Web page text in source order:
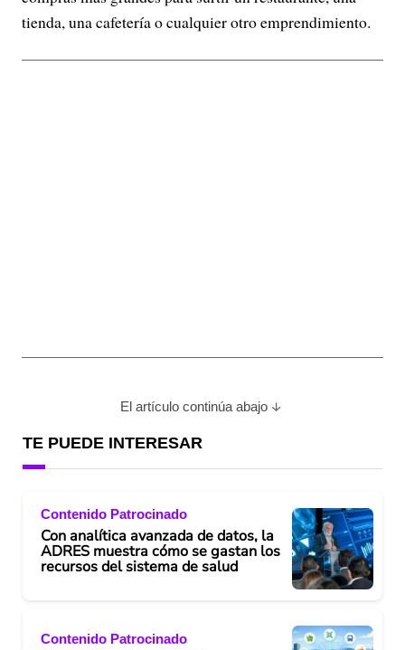
tienda, una cafetería o cualquier otro emprendimiento.
El artículo continúa abajo
TE PUEDE INTERESAR
Contenido Patrocinado
Con analítica avanzada de datos, la
ADRES muestra cómo se gastan los
recursos del sistema de salud
Contenido Patrocinado